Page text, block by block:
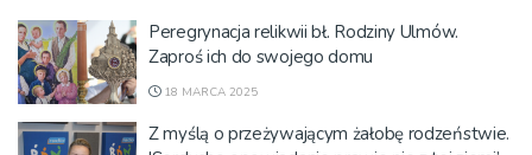
Peregrynacja relikwii bł. Rodziny Ulmów.
Zaproś ich do swojego domu
18 MARCA 2025
Z myślą o przeżywającym żałobę rodzeństwie.